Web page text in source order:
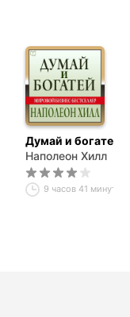
Думай и богатей
Наполеон Хилл
9 часов 41 минута